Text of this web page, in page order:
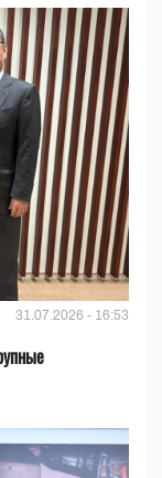
31.07.2026 - 16:53